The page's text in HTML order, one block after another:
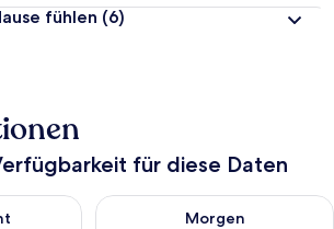
fühlen (6)
für diese Daten
für heute Nacht, Aug. 6 - Aug. 7.
Morgen
Überprüfe die Verfügbarkeit